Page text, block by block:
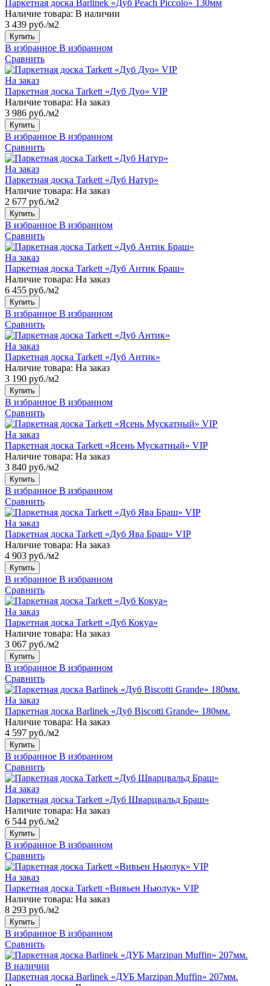
Паркетная доска Barlinek «Дуб Peach Piccolo» 130мм
Наличие товара: В наличии
3 439 руб./м2
Купить
В избранное В избранном
Сравнить
На заказ
Паркетная доска Tarkett «Дуб Дуо» VIP
Наличие товара: На заказ
3 986 руб./м2
Купить
В избранное В избранном
Сравнить
На заказ
Паркетная доска Tarkett «Дуб Натур»
Наличие товара: На заказ
2 677 руб./м2
Купить
В избранное В избранном
Сравнить
На заказ
Паркетная доска Tarkett «Дуб Антик Браш»
Наличие товара: На заказ
6 455 руб./м2
Купить
В избранное В избранном
Сравнить
На заказ
Паркетная доска Tarkett «Дуб Антик»
Наличие товара: На заказ
3 190 руб./м2
Купить
В избранное В избранном
Сравнить
На заказ
Паркетная доска Tarkett «Ясень Мускатный» VIP
Наличие товара: На заказ
3 840 руб./м2
Купить
В избранное В избранном
Сравнить
На заказ
Паркетная доска Tarkett «Дуб Ява Браш» VIP
Наличие товара: На заказ
4 903 руб./м2
Купить
В избранное В избранном
Сравнить
На заказ
Паркетная доска Tarkett «Дуб Кокуа»
Наличие товара: На заказ
3 067 руб./м2
Купить
В избранное В избранном
Сравнить
На заказ
Паркетная доска Barlinek «Дуб Biscotti Grande» 180мм.
Наличие товара: На заказ
4 597 руб./м2
Купить
В избранное В избранном
Сравнить
На заказ
Паркетная доска Tarkett «Дуб Шварцвальд Браш»
Наличие товара: На заказ
6 544 руб./м2
Купить
В избранное В избранном
Сравнить
На заказ
Паркетная доска Tarkett «Вивьен Ньюлук» VIP
Наличие товара: На заказ
8 293 руб./м2
Купить
В избранное В избранном
Сравнить
В наличии
Паркетная доска Barlinek «ДУБ Marzipan Muffin» 207мм.